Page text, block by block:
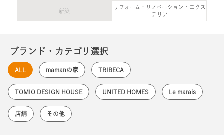
新築
リフォーム・リノベーション・エクス
テリア
ブランド・カテゴリ選択
ALL mamanの家 TRIBECA
TOMIO DESIGN HOUSE UNITED HOMES Le marais
店舗 その他